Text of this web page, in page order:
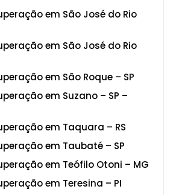
em São José do Rio
em São José do Rio
em São Roque – SP
em Suzano – SP –
em Taquara – RS
em Taubaté – SP
em Teófilo Otoni – MG
em Teresina – PI